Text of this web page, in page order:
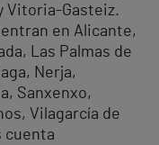
Vitoria-Gasteiz.
en Alicante,
Las Palmas de
Nerja,
Sanxenxo,
Vilagarcía de
cuenta